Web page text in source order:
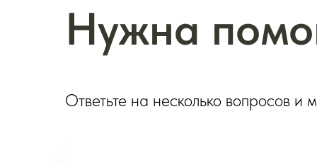
Нужна
Ответьте на несколько вопросов